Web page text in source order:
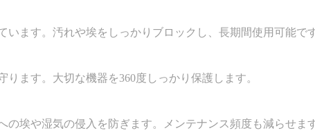
ます。汚れや埃をしっかりブロックし、長期間使用可能です
ます。大切な機器を360度しっかり保護します。
埃や湿気の侵入を防ぎます。メンテナンス頻度も減らせます